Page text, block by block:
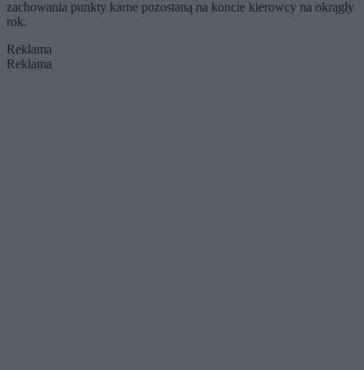
zachowania punkty karne pozostaną na koncie kierowcy na okrągły
rok.
Reklama
Reklama